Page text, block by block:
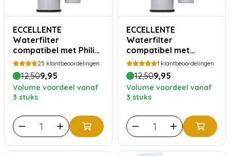
ECCELLENTE
Waterfilter
compatibel met Philips
en Saeco Intenza+
25 klantbeoordelingen
12,509,95
Volume voordeel vanaf
3 stuks
ECCELLENTE
Waterfilter
compatibel met
Gaggia Intenza+
1 klantbeoordelingen
12,509,95
Volume voordeel vanaf
3 stuks